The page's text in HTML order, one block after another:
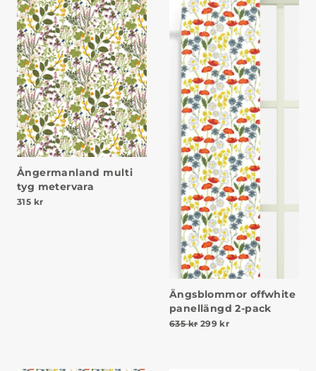
Ångermanland multi
tyg metervara
315 kr
Ängsblommor offwhite
panellängd 2-pack
635kr Det ursprungliga priset
299 krDet nuvarande